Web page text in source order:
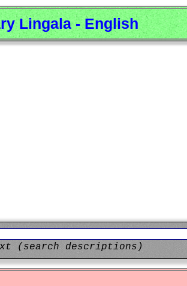
Lingala - English
(search descriptions)